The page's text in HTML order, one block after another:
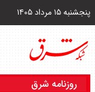
پنجشنبه ۱۵ مرداد ۱۴۰۵
روزنامه شرق